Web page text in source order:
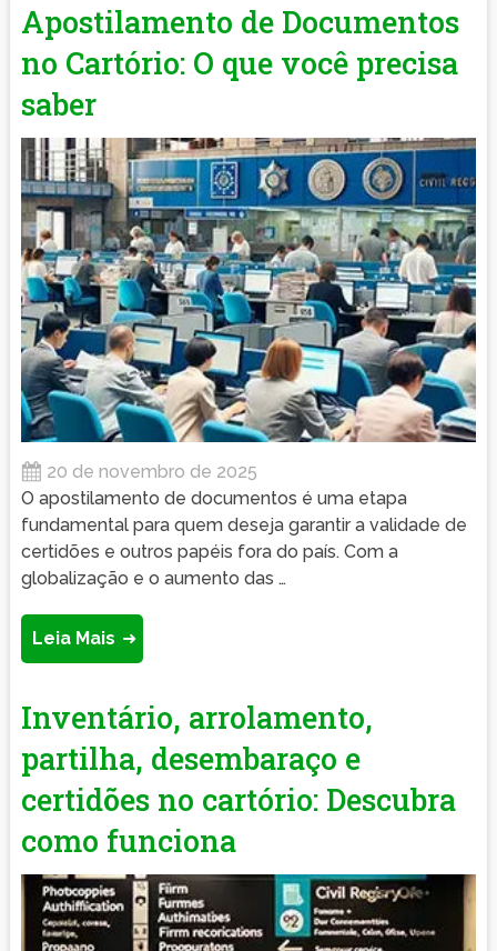
Apostilamento de Documentos
no Cartório: O que você precisa
saber
20 de novembro de 2025
O apostilamento de documentos é uma etapa
fundamental para quem deseja garantir a validade de
certidões e outros papéis fora do país. Com a
globalização e o aumento das …
Leia Mais
Inventário, arrolamento,
partilha, desembaraço e
certidões no cartório: Descubra
como funciona